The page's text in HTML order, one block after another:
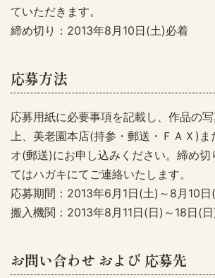
ていただきます。
締め切り：2013年8月10日(土)必着
応募方法
応募用紙に必要事項を記載し、作品の
上、美老園本店(持参・郵送・ＦＡＸ)ま
オ(郵送)にお申し込みください。締め切
てはハガキにてご連絡いたします。
応募期間：2013年6月1日(土)～8月10日
搬入機関：2013年8月11日(日)～18日(日
お問い合わせ および 応募先